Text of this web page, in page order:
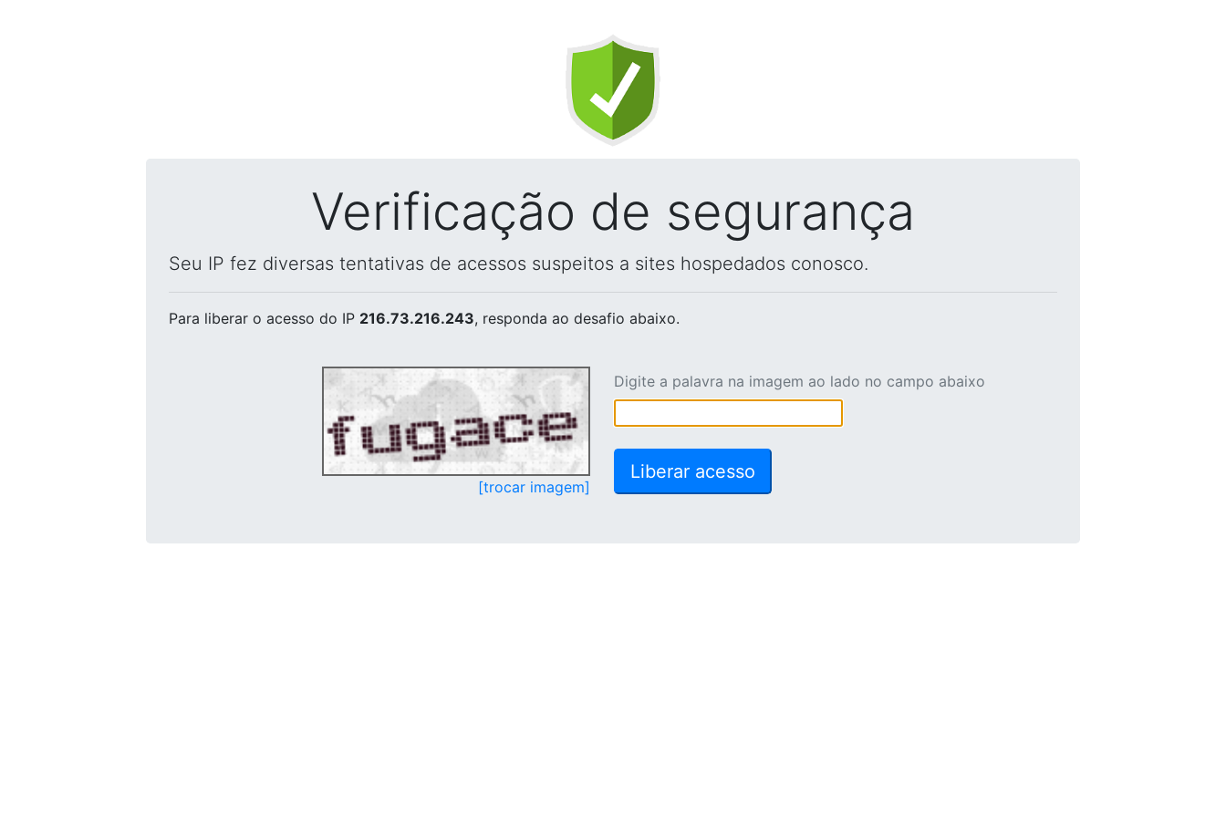
Verificação de segurança
Seu IP fez diversas tentativas de acessos suspeitos a sites hospedados conosco.
Para liberar o acesso do IP 216.73.216.243, responda ao desafio abaixo.
[trocar imagem]
Digite a palavra na imagem ao lado no campo abaixo